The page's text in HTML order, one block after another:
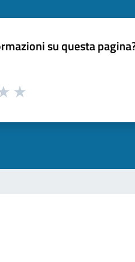
su questa